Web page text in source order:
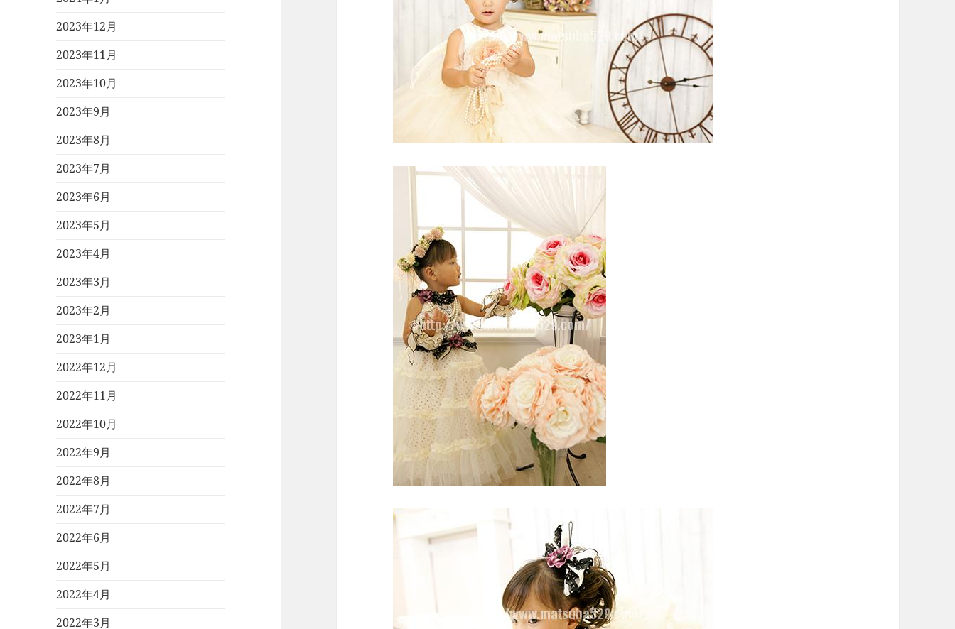
2023年12月
2023年11月
2023年10月
2023年9月
2023年8月
2023年7月
2023年6月
2023年5月
2023年4月
2023年3月
2023年2月
2023年1月
2022年12月
2022年11月
2022年10月
2022年9月
2022年8月
2022年7月
2022年6月
2022年5月
2022年4月
2022年3月